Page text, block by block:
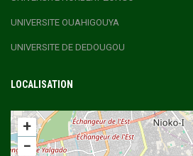
UNIVERSITE OUAHIGOUYA
UNIVERSITE DE DEDOUGOU
LOCALISATION
+
−